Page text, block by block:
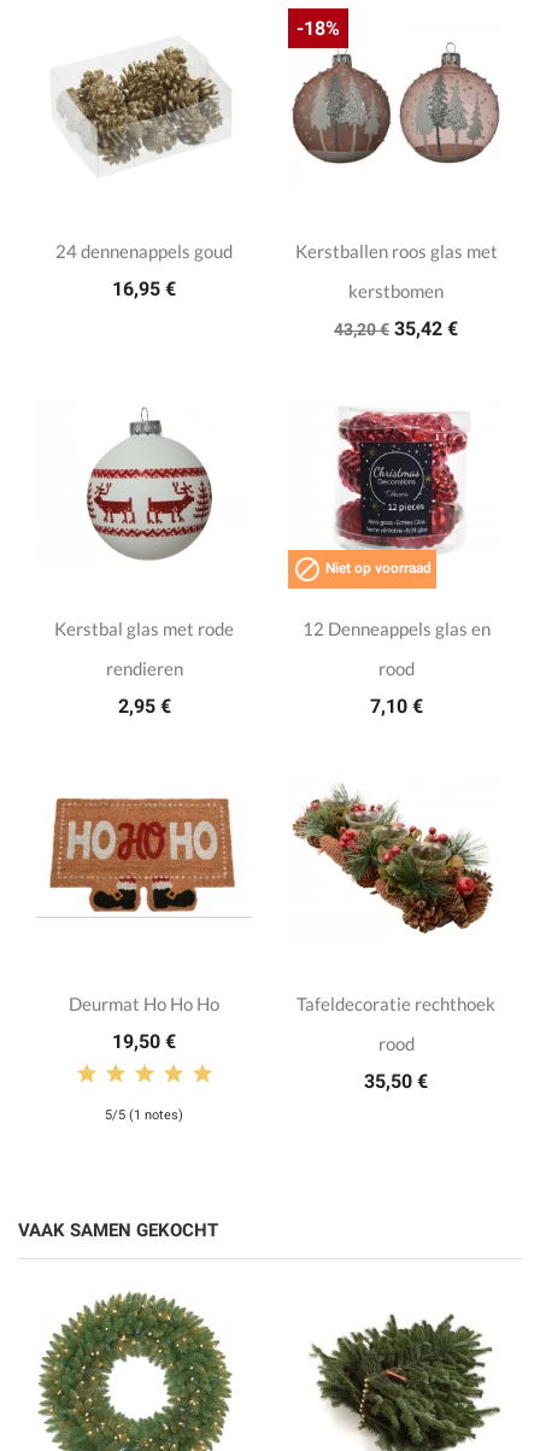
24 dennenappels goud
16,95 €
Kerstballen roos glas met
kerstbomen
43,20 € 35,42 €
-18%
Kerstbal glas met rode
rendieren
2,95 €
 Niet op voorraad
12 Denneappels glas en
rood
7,10 €
Deurmat Ho Ho Ho
19,50 €
5/5 (1 notes)
Tafeldecoratie rechthoek
rood
35,50 €
VAAK SAMEN GEKOCHT